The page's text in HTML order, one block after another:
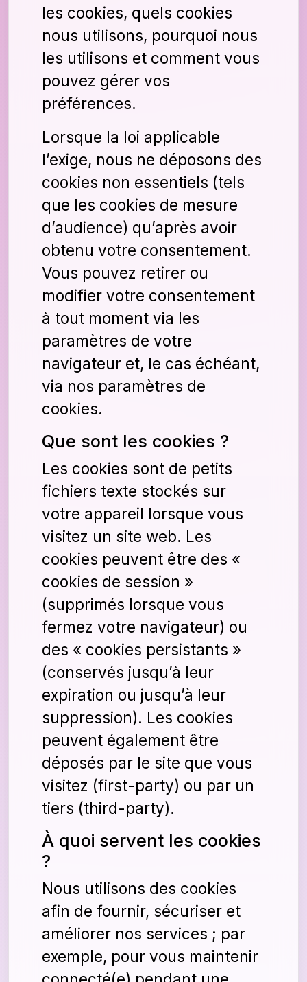
les cookies, quels cookies
nous utilisons, pourquoi nous
les utilisons et comment vous
pouvez gérer vos
préférences.
Lorsque la loi applicable
l’exige, nous ne déposons des
cookies non essentiels (tels
que les cookies de mesure
d’audience) qu’après avoir
obtenu votre consentement.
Vous pouvez retirer ou
modifier votre consentement
à tout moment via les
paramètres de votre
navigateur et, le cas échéant,
via nos paramètres de
cookies.
Que sont les cookies ?
Les cookies sont de petits
fichiers texte stockés sur
votre appareil lorsque vous
visitez un site web. Les
cookies peuvent être des «
cookies de session »
(supprimés lorsque vous
fermez votre navigateur) ou
des « cookies persistants »
(conservés jusqu’à leur
expiration ou jusqu’à leur
suppression). Les cookies
peuvent également être
déposés par le site que vous
visitez (first-party) ou par un
tiers (third-party).
À quoi servent les cookies
?
Nous utilisons des cookies
afin de fournir, sécuriser et
améliorer nos services ; par
exemple, pour vous maintenir